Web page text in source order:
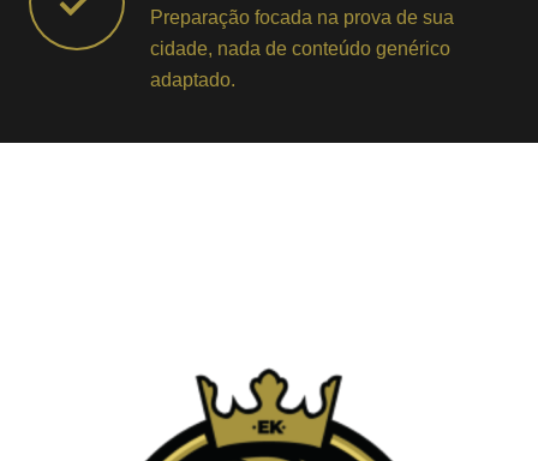
Preparação focada na prova de sua
cidade, nada de conteúdo genérico
adaptado.